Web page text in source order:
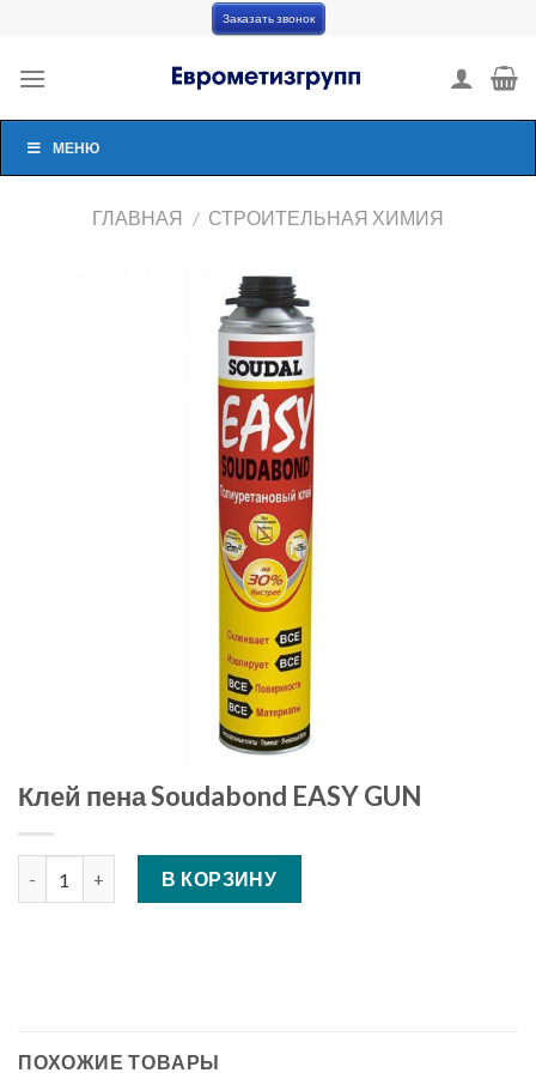
content
Заказать звонок
МЕНЮ
ГЛАВНАЯ / СТРОИТЕЛЬНАЯ ХИМИЯ
Клей пена Soudabond EASY GUN
Количество Клей пена Soudabond EASY GUN
В КОРЗИНУ
ПОХОЖИЕ ТОВАРЫ